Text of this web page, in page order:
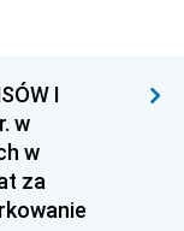
I
w
w
za